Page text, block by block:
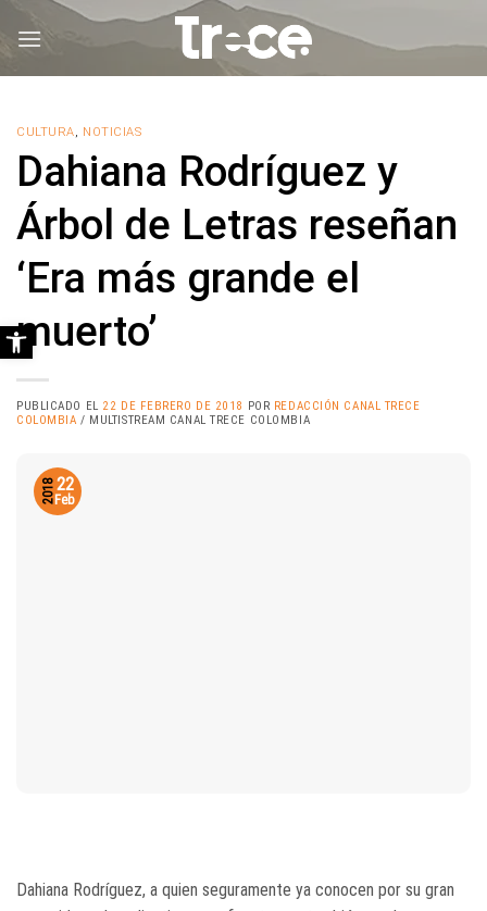
CULTURA, NOTICIAS
Dahiana Rodríguez y
Árbol de Letras reseñan
‘Era más grande el
muerto’
PUBLICADO EL 22 DE FEBRERO DE 2018 POR REDACCIÓN CANAL TRECE
COLOMBIA / MULTISTREAM CANAL TRECE COLOMBIA
22
Feb
2018
Dahiana Rodríguez, a quien seguramente ya conocen por su gran
Abrir barra de herramientas